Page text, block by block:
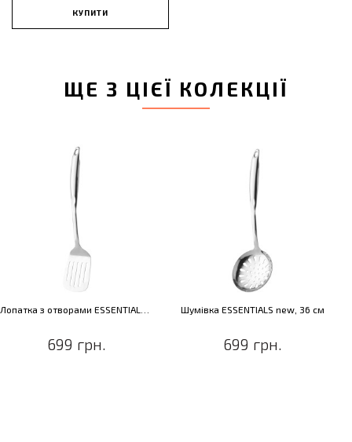
КУПИТИ
ЩЕ З ЦІЄЇ КОЛЕКЦІЇ
699 грн.
Шумівка ESSENTIALS new, 36 см
699 грн.